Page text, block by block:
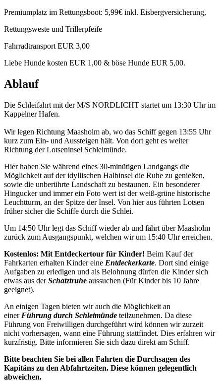
Premiumplatz im Rettungsboot: 5,99€ inkl. Eisbergversicherung,
Rettungsweste und Trillerpfeife
Fahrradtransport EUR 3,00
Liebe Hunde kosten EUR 1,00 & böse Hunde EUR 5,00.
Ablauf
Die Schleifahrt mit der M/S NORDLICHT startet um 13:30 Uhr im
Kappelner Hafen.
Wir legen Richtung Maasholm ab, wo das Schiff gegen 13:55 Uhr
kurz zum Ein- und Aussteigen hält. Von dort geht es weiter
Richtung der Lotseninsel Schleimünde.
Hier haben Sie während eines 30-minütigen Landgangs die
Möglichkeit auf der idyllischen Halbinsel die Ruhe zu genießen,
sowie die unberührte Landschaft zu bestaunen. Ein besonderer
Hingucker und immer ein Foto wert ist der weiß-grüne historische
Leuchtturm, an der Spitze der Insel. Von hier aus führten Lotsen
früher sicher die Schiffe durch die Schlei.
Um 14:50 Uhr legt das Schiff wieder ab und fährt über Maasholm
zurück zum Ausgangspunkt, welchen wir um 15:40 Uhr erreichen.
Kostenlos: Mit Entdeckertour für Kinder! Beim Kauf der
Fahrkarten erhalten Kinder eine Entdeckerkarte. Dort sind einige
Aufgaben zu erledigen und als Belohnung dürfen die Kinder sich
etwas aus der Schatztruhe aussuchen (Für Kinder bis 10 Jahre
geeignet).
An einigen Tagen bieten wir auch die Möglichkeit an
einer Führung durch Schleimünde teilzunehmen. Da diese
Führung von Freiwilligen durchgeführt wird können wir zurzeit
nicht vorhersagen, wann eine Führung stattfindet. Dies erfahren wir
kurzfristig. Bitte informieren Sie sich dazu direkt am Schiff.
Bitte beachten Sie bei allen Fahrten die Durchsagen des
Kapitäns zu den Abfahrtzeiten. Diese können gelegentlich
abweichen.